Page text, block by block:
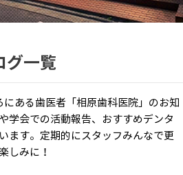
グ一覧
ある歯医者「相原歯科医院」のお知
学会での活動報告、おすすめデンタ
ます。定期的にスタッフみんなで更
しみに！